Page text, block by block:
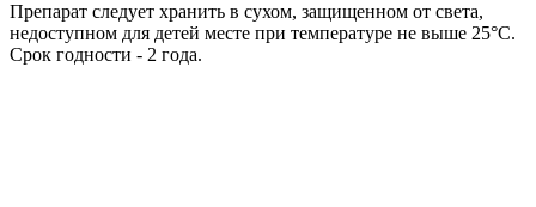
Препарат следует хранить в сухом, защищенном от света,
недоступном для детей месте при температуре не выше 25°С.
Срок годности - 2 года.